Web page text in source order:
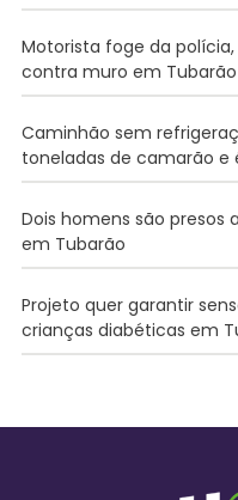
Motorista foge da
contra muro em Tubarão
Caminhão sem
toneladas de camarão e
Dois homens são presos
em Tubarão
Projeto quer garantir
crianças diabéticas em